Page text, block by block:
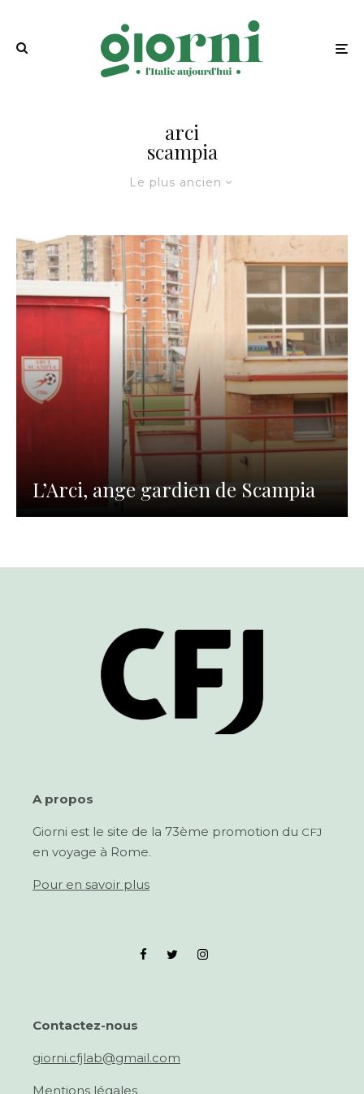
Le plus ancien
arci
scampia
L’Arci, ange gardien de Scampia
A pro­pos
Giorni est le site de la 73ème pro­mo­tion du CFJ
en voy­age à Rome.
Pour en savoir plus
Con­tactez-nous
giorni.cfjlab@gmail.com
Men­tions légales